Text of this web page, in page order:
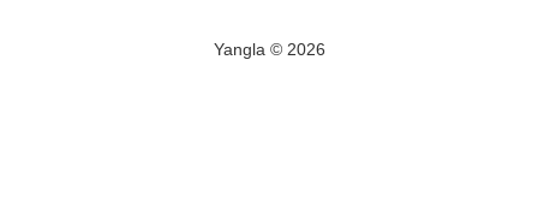
Yangla © 2026